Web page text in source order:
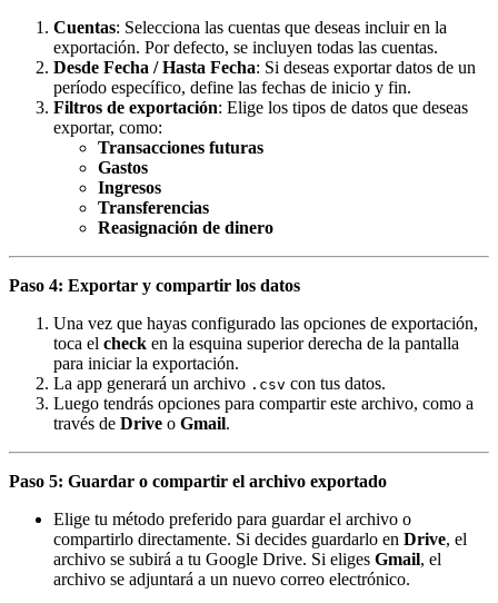
Cuentas: Selecciona las cuentas que deseas incluir en la
exportación. Por defecto, se incluyen todas las cuentas.
Desde Fecha / Hasta Fecha: Si deseas exportar datos de un
período específico, define las fechas de inicio y fin.
Filtros de exportación: Elige los tipos de datos que deseas
exportar, como:
Transacciones futuras
Gastos
Ingresos
Transferencias
Reasignación de dinero
Paso 4: Exportar y compartir los datos
Una vez que hayas configurado las opciones de exportación,
toca el check en la esquina superior derecha de la pantalla
para iniciar la exportación.
La app generará un archivo .csv con tus datos.
Luego tendrás opciones para compartir este archivo, como a
través de Drive o Gmail.
Paso 5: Guardar o compartir el archivo exportado
Elige tu método preferido para guardar el archivo o
compartirlo directamente. Si decides guardarlo en Drive, el
archivo se subirá a tu Google Drive. Si eliges Gmail, el
archivo se adjuntará a un nuevo correo electrónico.